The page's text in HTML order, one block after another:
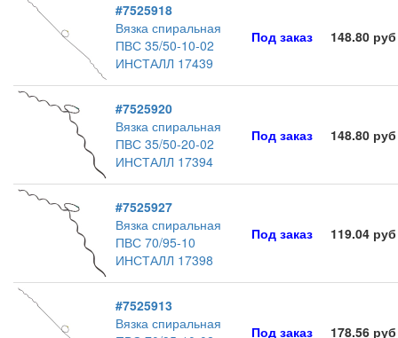
#7525918
Вязка спиральная
ПВС 35/50-10-02
ИНСТАЛЛ 17439
Под заказ 148.80 руб
#7525920
Вязка спиральная
ПВС 35/50-20-02
ИНСТАЛЛ 17394
Под заказ 148.80 руб
#7525927
Вязка спиральная
ПВС 70/95-10
ИНСТАЛЛ 17398
Под заказ 119.04 руб
#7525913
Вязка спиральная
Под заказ 178.56 руб